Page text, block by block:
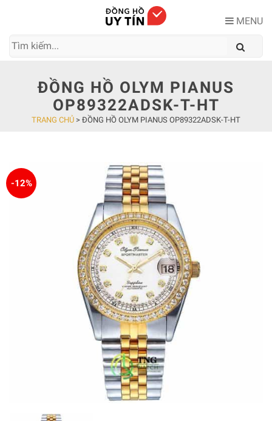
MENU
ĐỒNG HỒ OLYM PIANUS
OP89322ADSK-T-HT
TRANG CHỦ > ĐỒNG HỒ OLYM PIANUS OP89322ADSK-T-HT
-12%